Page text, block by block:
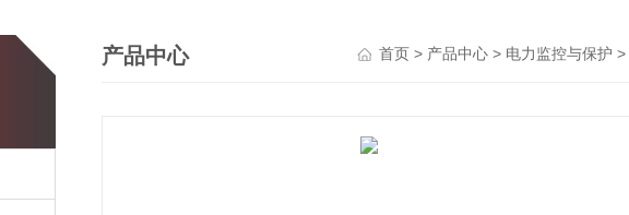
产品中心 首页 > 产品中心 > 电力监控与保护 >